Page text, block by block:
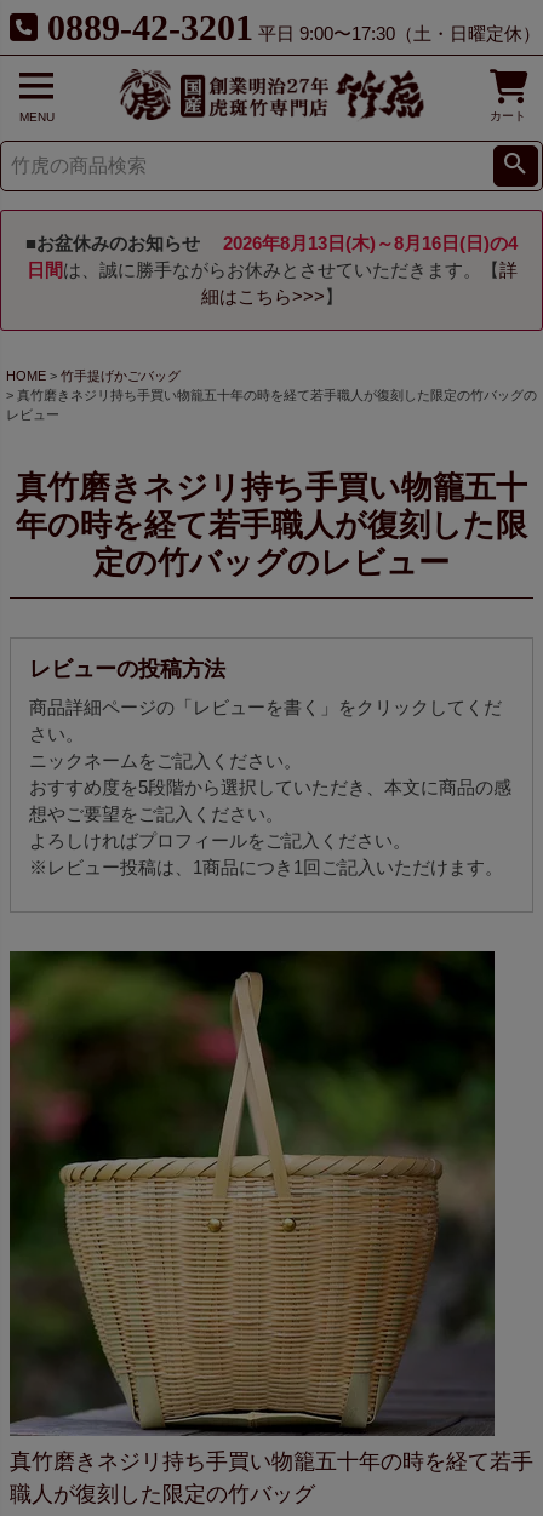
0889-42-3201 平日 9:00〜17:30（土・日曜定休）
MENU カート
■お盆休みのお知らせ
2026年8月13日(木)～8月16日(日)の4
日間は、誠に勝手ながらお休みとさせていただきます。【詳
細はこちら>>> 】
HOME
竹手提げかごバッグ
真竹磨きネジリ持ち手買い物籠五十年の時を経て若手職人が復刻した限定の竹バッグの
レビュー
真竹磨きネジリ持ち手買い物籠五十
年の時を経て若手職人が復刻した限
定の竹バッグのレビュー
レビューの投稿方法
商品詳細ページの「レビューを書く」をクリックしてくだ
さい。
ニックネームをご記入ください。
おすすめ度を5段階から選択していただき、本文に商品の感
想やご要望をご記入ください。
よろしければプロフィールをご記入ください。
※レビュー投稿は、1商品につき1回ご記入いただけます。
真竹磨きネジリ持ち手買い物籠五十年の時を経て若手
職人が復刻した限定の竹バッグ